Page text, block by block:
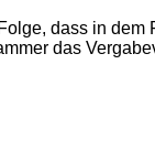
dass in
das